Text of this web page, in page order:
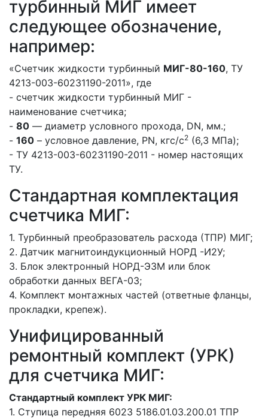
турбинный МИГ имеет
следующее обозначение,
например:
«Счетчик жидкости турбинный МИГ-80-160, ТУ
4213-003-60231190-2011», где
- счетчик жидкости турбинный МИГ -
наименование счетчика;
- 80 — диаметр условного прохода, DN, мм.;
- 160 – условное давление, PN, кгс/с2 (6,3 МПа);
- ТУ 4213-003-60231190-2011 - номер настоящих
ТУ.
Стандартная комплектация
счетчика МИГ:
1. Турбинный преобразователь расхода (ТПР) МИГ;
2. Датчик магнитоиндукционный НОРД -И2У;
3. Блок электронный НОРД-Э3М или блок
обработки данных ВЕГА-03;
4. Комплект монтажных частей (ответные фланцы,
прокладки, крепеж).
Унифицированный
ремонтный комплект (УРК)
для счетчика МИГ:
Стандартный комплект УРК МИГ:
1. Ступица передняя 6023 5186.01.03.200.01 ТПР